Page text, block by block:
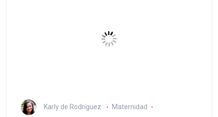
Karly de Rodríguez
Maternidad